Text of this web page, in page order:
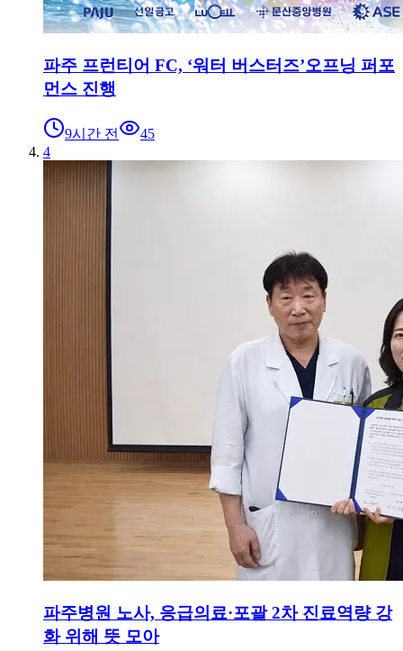
파주 프런티어 FC, ‘워터 버스터즈’오프닝 퍼포
먼스 진행
9시간 전
45
4
파주병원 노사, 응급의료·포괄 2차 진료역량 강
화 위해 뜻 모아